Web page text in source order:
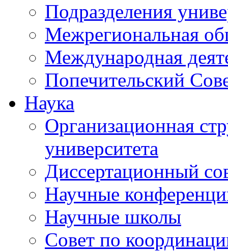
Подразделения
Межрегиональная
Международная
Попечительский
Наука
Организационная
университета
Диссертационный
Научные
Научные школы
Совет по